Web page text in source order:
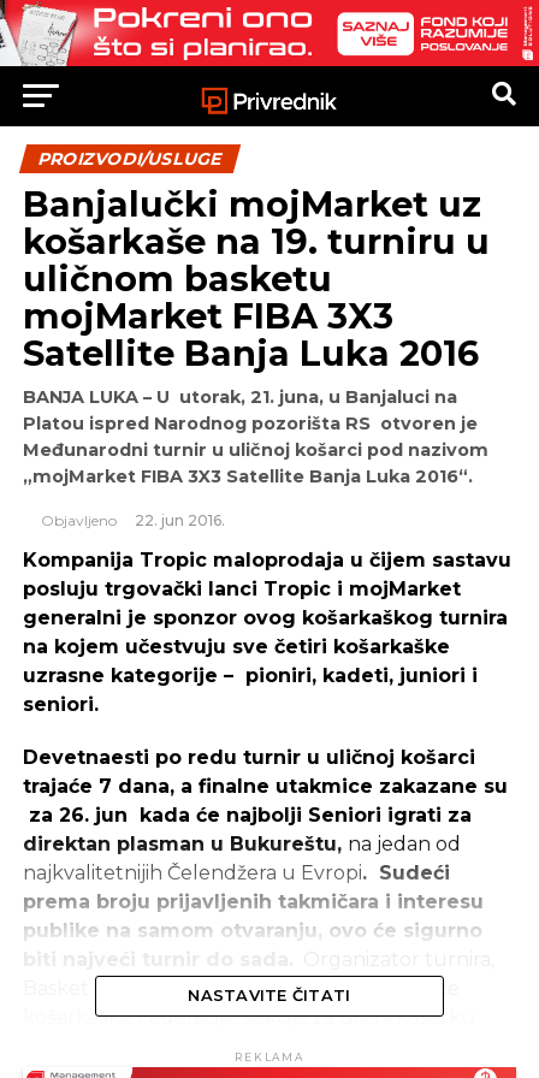
PROIZVODI/USLUGE
Banjalučki mojMarket uz
košarkaše na 19. turniru u
uličnom basketu
mojMarket FIBA 3X3
Satellite Banja Luka 2016
BANJA LUKA – U utorak, 21. juna, u Banjaluci na
Platou ispred Narodnog pozorišta RSotvoren je
Međunarodni turnir u uličnoj košarci pod nazivom
„mojMarket FIBA 3X3Satellite Banja Luka 2016“.
Objavljeno 22. jun 2016.
Kompanija Tropic maloprodaja u čijem sastavu
posluju trgovački lanci Tropic i mojMarket
generalni je sponzor ovog košarkaškog turnira
na kojem učestvuju sve četiri košarkaške
uzrasne kategorije – pioniri, kadeti, juniori i
seniori.
Devetnaesti po redu turnir u uličnoj košarci
trajaće 7 dana, a finalne utakmice zakazane su
za 26. jun kada će najbolji Seniori igrati za
direktan plasman u Bukureštu, na jedan od
najkvalitetnijih Čelendžera u Evropi. Sudeći
prema broju prijavljenih takmičara i interesu
publike na samom otvaranju, ovo će sigurno
Basket bam punopravni je član FIBA-Svjetske
košarkaške Federacije, sekcije za ulični košarku
NASTAVITE ČITATI
REKLAMA